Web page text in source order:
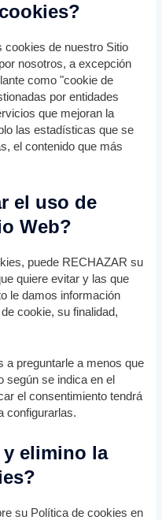
cookies de nuestro Sitio
nosotros, a excepción
como "cookie de
por entidades
que mejoran la
las estadísticas que se
el contenido que más
el uso de
Web?
puede RECHAZAR su
quiere evitar y las que
le damos información
cookie, su finalidad,
a preguntarle a menos que
según se indica en el
el consentimiento tendrá
configurarlas.
elimino la
su Política de cookies en